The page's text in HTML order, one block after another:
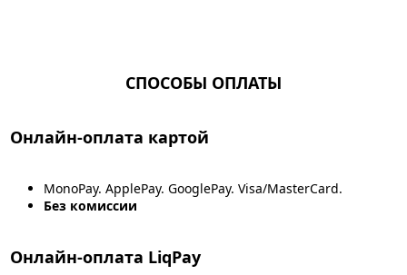
СПОСОБЫ ОПЛАТЫ
Онлайн-оплата картой
MonoPay. ApplePay. GooglePay. Visa/MasterCard.
Без комиссии
Онлайн-оплата LiqPay